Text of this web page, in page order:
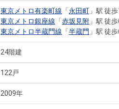
おす
ニュースリリ
東京メトロ有楽町線 「永田町 」駅 徒
東京メトロ銀座線 「赤坂見附 」駅 徒
東京メトロ半蔵門線 「半蔵門 」駅 徒
24階建
122戸
2009年